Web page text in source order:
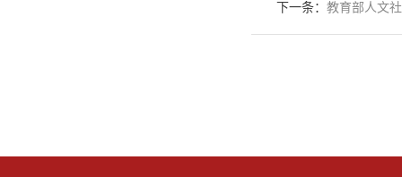
下一条： 教育部人文